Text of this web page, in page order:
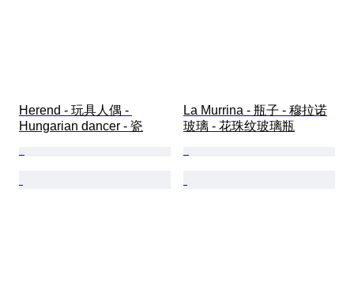
Herend - 玩具人偶 -
Hungarian dancer - 瓷
La Murrina - 瓶子 - 穆拉诺
玻璃 - 花珠纹玻璃瓶